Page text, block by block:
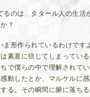
るのは、タタール人の生
？
ま形作られているわけで
素直に信じてしまってい
で僕らの中で理解されて
動したとか、マルケルに
る。その瞬間に腑に落ち